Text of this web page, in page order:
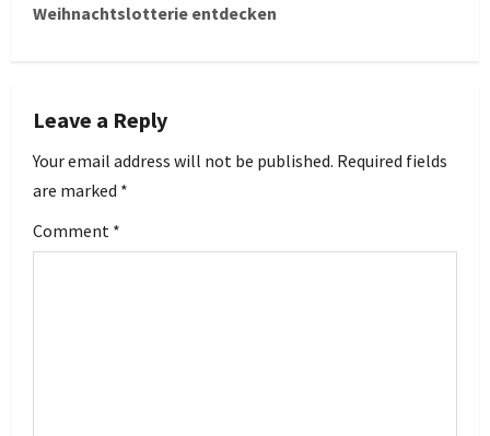
n
v
i
g
a
Weihnachtslotterie entdecken
Leave a Reply
Your email address will not be published. Required fields
are marked *
Comment *